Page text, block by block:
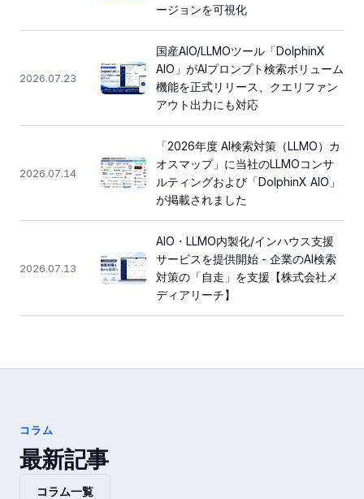
ージョンを可視化
2026.07.23
国産AIO/LLMOツール「DolphinX
AIO」がAIプロンプト検索ボリューム
機能を正式リリース、クエリファン
アウト出力にも対応
2026.07.14
「2026年度 AI検索対策（LLMO）カ
オスマップ」に当社のLLMOコンサ
ルティングおよび「DolphinX AIO」
が掲載されました
2026.07.13
AIO・LLMO内製化/インハウス支援
サービスを提供開始 - 企業のAI検索
対策の「自走」を支援【株式会社メ
ディアリーチ】
コラム
最新記事
コラム一覧